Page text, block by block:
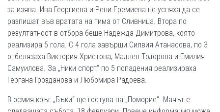
за изява. Ива Георгиева и Рени Еремиева не успяха да се
разпишат във вратата на тима от Сливница. Втора по
резултатност в отбора беше Надежда Димитрова, която
реализира 5 гола. С 4 гола завърши Силвия Атанасова, по 3
отбелязаха Виктория Христова, Мадлен Тодорова и Емилия
Самуилова. За „Ники спорт“ по 5 попадения реализираха
Гергана Грозданова и Любомира Радоева.
В осмия кръг „Бъки“ ще гостува на „Поморие“. Мачът е